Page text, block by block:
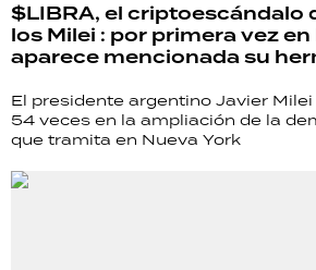
$LIBRA, el criptoescándalo
los Milei : por primera vez
aparece mencionada su
El presidente argentino Javier
54 veces en la ampliación de la
que tramita en Nueva York